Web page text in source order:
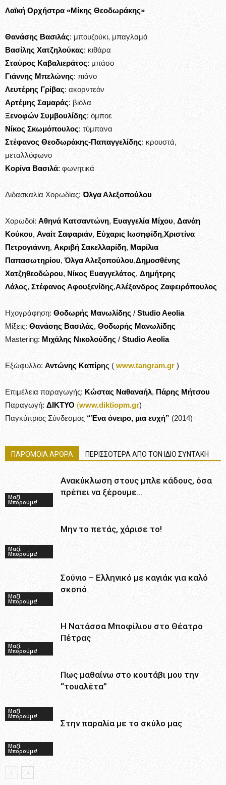
Λαϊκή Ορχήστρα «Μίκης Θεοδωράκης»
Θανάσης Βασιλάς: μπουζούκι, μπαγλαμά
Βασίλης Χατζηλούκας: κιθάρα
Σταύρος Καβαλιεράτος: μπάσο
Γιάννης Μπελώνης: πιάνο
Λευτέρης Γρίβας: ακορντεόν
Αρτέμης Σαμαράς: βιόλα
Ξενοφών Συμβουλίδης: όμποε
Νίκος Σκωμόπουλος: τύμπανα
Στέφανος Θεοδωράκης-Παπαγγελίδης: κρουστά,
μεταλλόφωνο
Κορίνα Βασιλά: φωνητικά
Διδασκαλία Χορωδίας: Όλγα Αλεξοπούλου
Χορωδοί: Αθηνά Κατσαντώνη, Ευαγγελία Μίχου, Δανάη
Κούκου, Αναίτ Σαφαριάν, Εύχαρις Ιωσηφίδη,Χριστίνα
Πετρογιάννη, Ακριβή Σακελλαρίδη, Μαρίλια
Παπασωτηρίου,Όλγα Αλεξοπούλου,Δημοσθένης
Χατζηθεοδώρου, Νίκος Ευαγγελάτος, Δημήτρης
Λάλος, Στέφανος Αφουξενίδης,Αλέξανδρος Ζαφειρόπουλος
Ηχογράφηση: Θοδωρής Μανωλίδης /Studio Aeolia
Μίξεις: Θανάσης Βασιλάς, Θοδωρής Μανωλίδης
Mastering: Μιχάλης Νικολούδης / Studio Aeolia
Εξώφυλλο: Αντώνης Καπίρης ( www.tangram.gr )
Επιμέλεια παραγωγής: Κώστας Ναθαναήλ, Πάρης Μήτσου
Παραγωγή: ΔΙΚΤΥΟ (www.diktiopm.gr)
Παγκύπριος Σύνδεσμος “Ένα όνειρο, μια ευχή” (2014)
ΠΑΡΟΜΟΙΑ ΑΡΘΡΑ ΠΕΡΙΣΣΟΤΕΡΑ ΑΠΟ ΤΟΝ ΙΔΙΟ ΣΥΝΤΑΚΗ
Μαζί
Μπορούμε!
Ανακύκλωση στους μπλε κάδους, όσα
πρέπει να ξέρουμε…
Μαζί
Μπορούμε!
Μην το πετάς, χάρισε το!
Μαζί
Μπορούμε!
Σούνιο – Ελληνικό με καγιάκ για καλό
σκοπό
Μαζί
Μπορούμε!
Η Νατάσσα Μποφίλιου στο Θέατρο
Πέτρας
Μαζί
Μπορούμε!
Πως μαθαίνω στο κουτάβι μου την
“τουαλέτα”
Μαζί
Μπορούμε!
Στην παραλία με το σκύλο μας